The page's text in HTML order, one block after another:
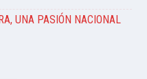
UNA PASIÓN NACIONAL